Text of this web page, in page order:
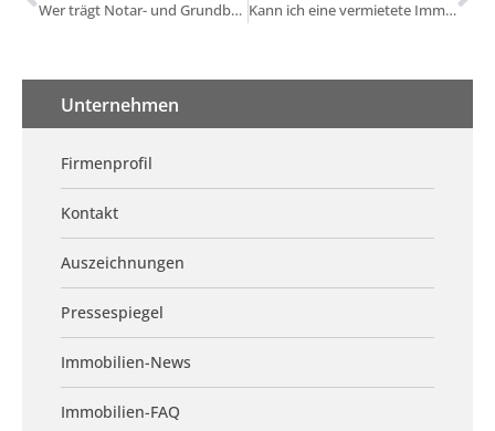
Wer trägt Notar- und Grundbuchkosten beim Verkauf in Germering? Kann ich eine vermietete Immobilie verkaufen in Germering?
Unternehmen
Firmenprofil
Kontakt
Auszeichnungen
Pressespiegel
Immobilien-News
Immobilien-FAQ